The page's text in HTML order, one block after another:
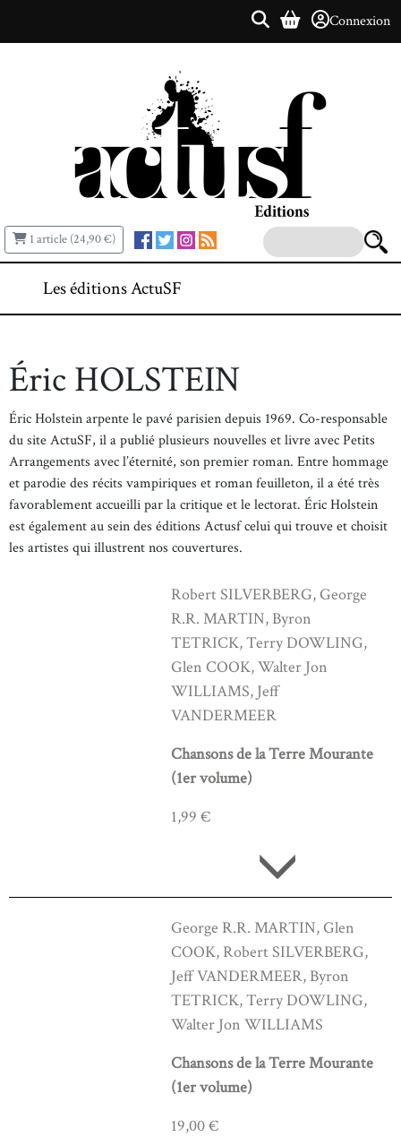
Connexion
1 article (24,90 €)
Les éditions ActuSF
Éric HOLSTEIN
Éric Holstein arpente le pavé parisien depuis 1969. Co-responsable
du site ActuSF, il a publié plusieurs nouvelles et livre avec Petits
Arrangements avec l’éternité, son premier roman. Entre hommage
et parodie des récits vampiriques et roman feuilleton, il a été très
favorablement accueilli par la critique et le lectorat. Éric Holstein
est également au sein des éditions Actusf celui qui trouve et choisit
les artistes qui illustrent nos couvertures.
Robert SILVERBERG, George
R.R. MARTIN, Byron
TETRICK, Terry DOWLING,
Glen COOK, Walter Jon
WILLIAMS, Jeff
VANDERMEER
Chansons de la Terre Mourante
(1er volume)
1,99 €
George R.R. MARTIN, Glen
COOK, Robert SILVERBERG,
Jeff VANDERMEER, Byron
TETRICK, Terry DOWLING,
Walter Jon WILLIAMS
Chansons de la Terre Mourante
(1er volume)
19,00 €